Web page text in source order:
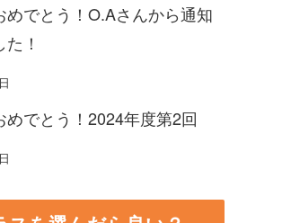
めでとう！O.Aさんから通知
！
めでとう！2024年度第2回